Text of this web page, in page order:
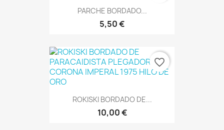
PARCHE BORDADO...
5,50 €
ROKISKI BORDADO DE...
10,00 €
favorite_border